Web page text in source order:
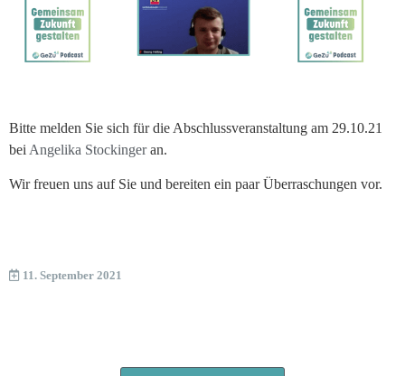
Bitte melden Sie sich für die Abschlussveranstaltung am 29.10.21
bei Angelika Stockingeran.
Wir freuen uns auf Sie und bereiten ein paar Überraschungen vor.
11. September 2021